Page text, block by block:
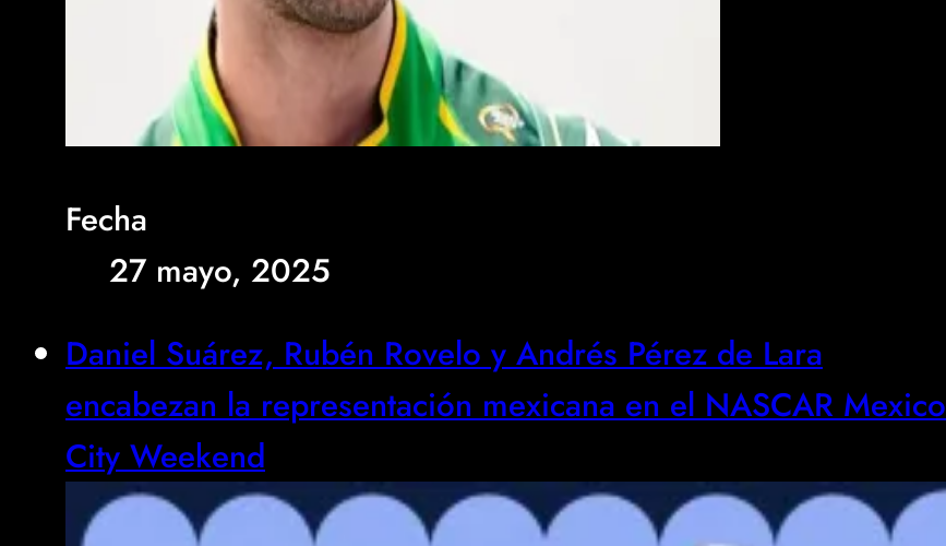
Fecha
27 mayo, 2025
Daniel Suárez, Rubén Rovelo y Andrés Pérez de Lara
encabezan la representación mexicana en el NASCAR Mexico
City Weekend